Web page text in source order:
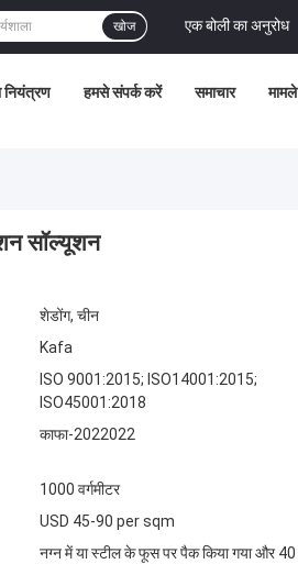
एक बोली का अनुरोध
खोज
नियंत्रण हमसे संपर्क करें समाचार मामले
सॉल्यूशन
शेडोंग, चीन
Kafa
ISO 9001:2015; ISO14001:2015;
ISO45001:2018
काफा-2022022
1000 वर्गमीटर
USD 45-90 per sqm
नग्न में या स्टील के फूस पर पैक किया गया और 40